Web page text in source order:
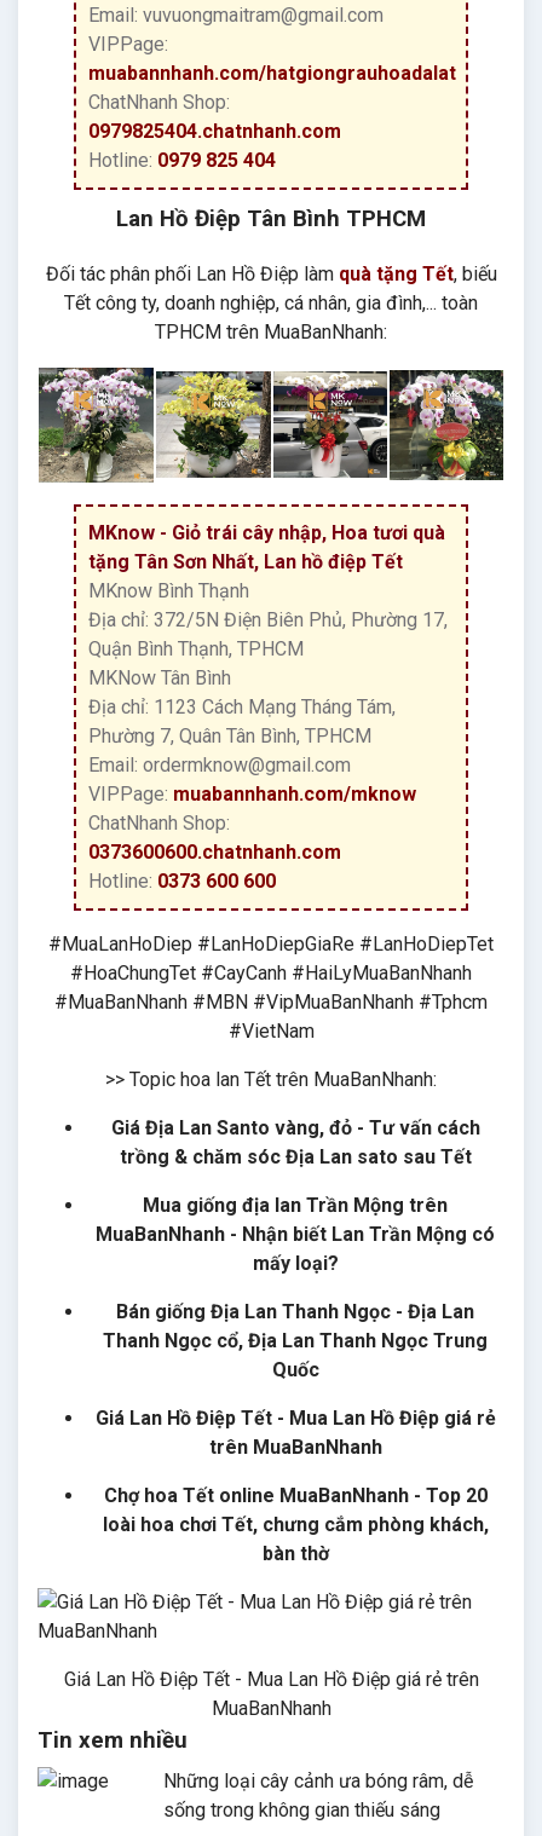
Email: vuvuongmaitram@gmail.com
VIPPage:
muabannhanh.com/hatgiongrauhoadalat
ChatNhanh Shop:
0979825404.chatnhanh.com
Hotline: 0979 825 404
Lan Hồ Điệp Tân Bình TPHCM
Đối tác phân phối Lan Hồ Điệp làm quà tặng Tết, biếu
Tết công ty, doanh nghiệp, cá nhân, gia đình,... toàn
TPHCM trên MuaBanNhanh:
MKnow - Giỏ trái cây nhập, Hoa tươi quà
tặng Tân Sơn Nhất, Lan hồ điệp Tết
MKnow Bình Thạnh
Địa chỉ: 372/5N Điện Biên Phủ, Phường 17,
Quận Bình Thạnh, TPHCM
MKNow Tân Bình
Địa chỉ: 1123 Cách Mạng Tháng Tám,
Phường 7, Quân Tân Bình, TPHCM
Email: ordermknow@gmail.com
VIPPage: muabannhanh.com/mknow
ChatNhanh Shop:
0373600600.chatnhanh.com
Hotline: 0373 600 600
#MuaLanHoDiep #LanHoDiepGiaRe #LanHoDiepTet
#HoaChungTet #CayCanh #HaiLyMuaBanNhanh
#MuaBanNhanh #MBN #VipMuaBanNhanh #Tphcm
#VietNam
>> Topic hoa lan Tết trên MuaBanNhanh:
Giá Địa Lan Santo vàng, đỏ - Tư vấn cách
trồng & chăm sóc Địa Lan sato sau Tết
Mua giống địa lan Trần Mộng trên
MuaBanNhanh - Nhận biết Lan Trần Mộng có
mấy loại?
Bán giống Địa Lan Thanh Ngọc - Địa Lan
Thanh Ngọc cổ, Địa Lan Thanh Ngọc Trung
Quốc
Giá Lan Hồ Điệp Tết - Mua Lan Hồ Điệp giá rẻ
trên MuaBanNhanh
Chợ hoa Tết online MuaBanNhanh - Top 20
loài hoa chơi Tết, chưng cắm phòng khách,
bàn thờ
Giá Lan Hồ Điệp Tết - Mua Lan Hồ Điệp giá rẻ trên
MuaBanNhanh
Tin xem nhiều
Những loại cây cảnh ưa bóng râm, dễ
sống trong không gian thiếu sáng